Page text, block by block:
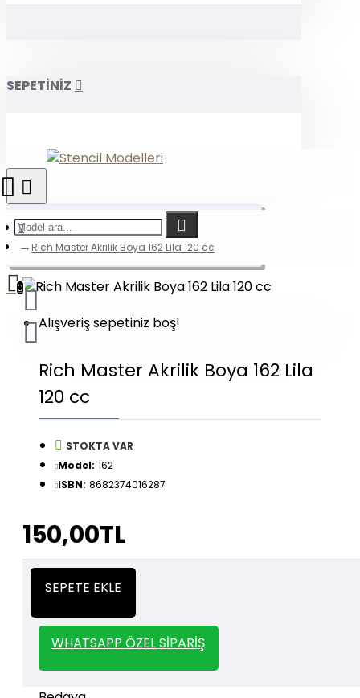
SEPETİNİZ
0
Alışveriş sepetiniz boş!
Rich Master Akrilik Boya 162 Lila 120 cc
Rich Master Akrilik Boya 162 Lila
120 cc
STOKTA VAR
Model: 162
ISBN: 8682374016287
150,00TL
SEPETE EKLE
WHATSAPP ÖZEL SIPARIŞ
Kalın
İtalyan Sıva ve Dekorasyon amaçlı
kullanılan kalın stencil siparişleriniz için
geçebilirsiniz.